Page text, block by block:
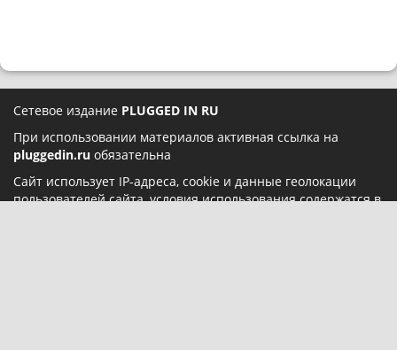
Сетевое издание PLUGGED IN RU
При использовании материалов активная ссылка на
pluggedin.ru обязательна
Сайт использует IP-адреса, cookie и данные геолокации
пользователей сайта, условия использования содержатся в